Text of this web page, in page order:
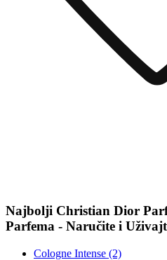
Najbolji Christian Dior
Parfema - Naručite i
Cologne Intense (2)